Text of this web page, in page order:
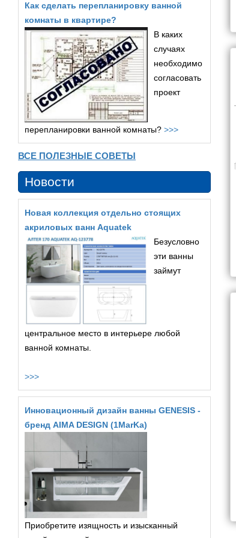
Как сделать перепланировку ванной
комнаты в квартире?
В каких
случаях
необходимо
согласовать
проект
перепланировки ванной комнаты? >>>
ВСЕ ПОЛЕЗНЫЕ СОВЕТЫ
Новости
Новая коллекция отдельно стоящих
акриловых ванн Aquatek
Безусловно
эти ванны
займут
центральное место в интерьере любой
ванной комнаты.
>>>
Инновационный дизайн ванны GENESIS -
бренд AIMA DESIGN (1MarKa)
Приобретите изящность и изысканный